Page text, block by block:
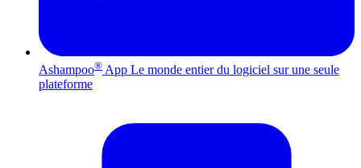
Ashampoo® App Le monde entier du logiciel sur une seule
plateforme